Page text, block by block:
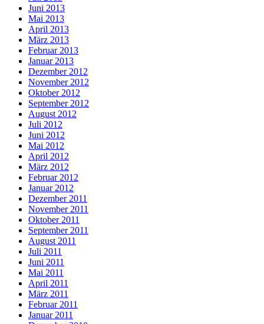
Juni 2013
Mai 2013
April 2013
März 2013
Februar 2013
Januar 2013
Dezember 2012
November 2012
Oktober 2012
September 2012
August 2012
Juli 2012
Juni 2012
Mai 2012
April 2012
März 2012
Februar 2012
Januar 2012
Dezember 2011
November 2011
Oktober 2011
September 2011
August 2011
Juli 2011
Juni 2011
Mai 2011
April 2011
März 2011
Februar 2011
Januar 2011